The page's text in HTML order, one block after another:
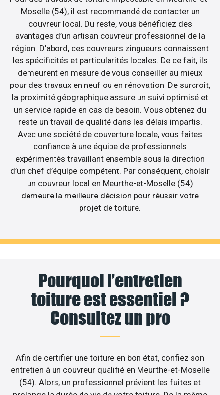
Moselle (54), il est recommandé de contacter un
couvreur local. Du reste, vous bénéficiez des
avantages d’un artisan couvreur professionnel de la
région. D’abord, ces couvreurs zingueurs connaissent
les spécificités et particularités locales. De ce fait, ils
demeurent en mesure de vous conseiller au mieux
pour des travaux en neuf ou en rénovation. De surcroît,
la proximité géographique assure un suivi optimisé et
un service rapide en cas de besoin. Vous obtenez du
reste un travail de qualité dans les délais impartis.
Avec une société de couverture locale, vous faites
confiance à une équipe de professionnels
expérimentés travaillant ensemble sous la direction
d’un chef d’équipe compétent. Par conséquent, choisir
un couvreur local en Meurthe-et-Moselle (54)
demeure la meilleure décision pour réussir votre
projet de toiture.
Pourquoi l’entretien
toiture est essentiel ?
Consultez un pro
Afin de certifier une toiture en bon état, confiez son
entretien à un couvreur qualifié en Meurthe-et-Moselle
(54). Alors, un professionnel prévient les fuites et